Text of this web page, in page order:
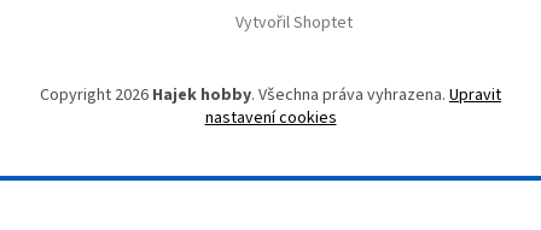
Vytvořil Shoptet
Copyright 2026 Hajek hobby. Všechna práva vyhrazena. Upravit
nastavení cookies